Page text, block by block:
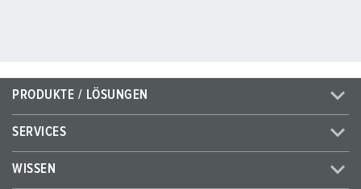
PRODUKTE / LÖSUNGEN
SERVICES
WISSEN